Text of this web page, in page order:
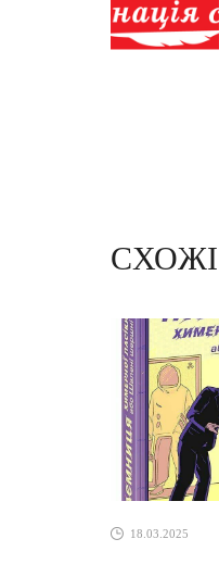
СХОЖІ
18.03.2025